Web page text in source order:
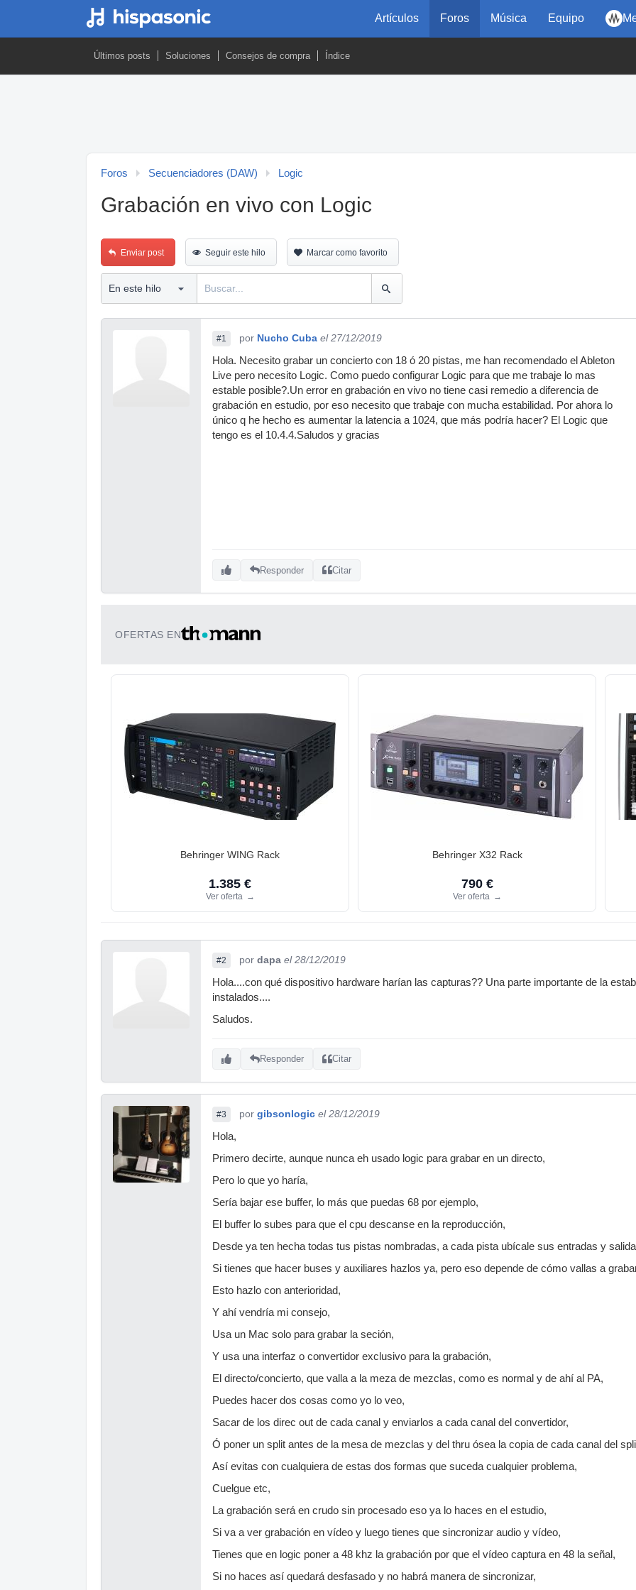
Artículos Foros Música Equipo
Últimos posts Soluciones Consejos de compra Índice
Foros Secuenciadores (DAW) Logic
Grabación en vivo con Logic
Enviar post Seguir este hilo Marcar como favorito
#1 por Nucho Cuba el 27/12/2019
Hola. Necesito grabar un concierto con 18 ó 20 pistas, me han recomendado el Ableton
Live pero necesito Logic. Como puedo configurar Logic para que me trabaje lo mas
estable posible?.Un error en grabación en vivo no tiene casi remedio a diferencia de
grabación en estudio, por eso necesito que trabaje con mucha estabilidad. Por ahora lo
único q he hecho es aumentar la latencia a 1024, que más podría hacer? El Logic que
tengo es el 10.4.4.Saludos y gracias
Responder Citar
OFERTAS EN
Behringer WING Rack
1.385 €
Ver oferta →
Behringer X32 Rack
790 €
Ver oferta →
#2 por dapa el 28/12/2019
Hola....con qué dispositivo hardware harían las capturas?? Una parte importante de la
instalados....
Saludos.
Responder Citar
#3 por gibsonlogic el 28/12/2019
Hola,
Primero decirte, aunque nunca eh usado logic para grabar en un directo,
Pero lo que yo haría,
Sería bajar ese buffer, lo más que puedas 68 por ejemplo,
El buffer lo subes para que el cpu descanse en la reproducción,
Desde ya ten hecha todas tus pistas nombradas, a cada pista ubícale sus entradas y
Si tienes que hacer buses y auxiliares hazlos ya, pero eso depende de cómo vallas a
Esto hazlo con anterioridad,
Y ahí vendría mi consejo,
Usa un Mac solo para grabar la seción,
Y usa una interfaz o convertidor exclusivo para la grabación,
El directo/concierto, que valla a la meza de mezclas, como es normal y de ahí al PA,
Puedes hacer dos cosas como yo lo veo,
Sacar de los direc out de cada canal y enviarlos a cada canal del convertidor,
Ó poner un split antes de la mesa de mezclas y del thru ósea la copia de cada canal del
Así evitas con cualquiera de estas dos formas que suceda cualquier problema,
Cuelgue etc,
La grabación será en crudo sin procesado eso ya lo haces en el estudio,
Si va a ver grabación en vídeo y luego tienes que sincronizar audio y vídeo,
Tienes que en logic poner a 48 khz la grabación por que el vídeo captura en 48 la señal,
Si no haces así quedará desfasado y no habrá manera de sincronizar,